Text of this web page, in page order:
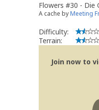
Flowers #30 - Die
A cache byMeeting
Difficulty:
Terrain:
Join now to